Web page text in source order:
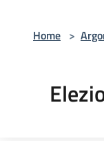
Home >